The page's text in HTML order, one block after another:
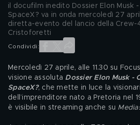
il docufilm inedito Dossier Elon Musk
SpaceX? va in onda mercoledì 27
diretta-evento del lancio della Crew-
Cristoforetti
Condividi:
Mercoledì 27 aprile, alle 11.30 su
visione assoluta Dossier Elon Musk -
SpaceX?, che mette in luce la
dell’imprenditore nato a Pretoria nel
è visibile in streaming anche su